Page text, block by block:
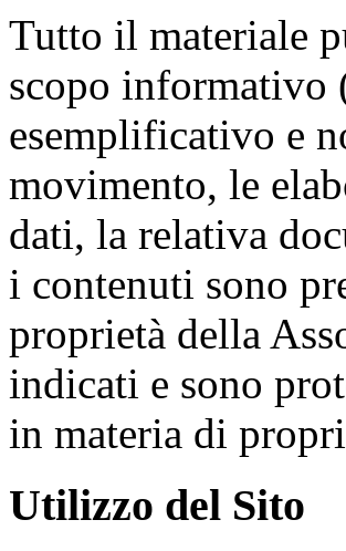
Tutto il materiale
scopo informativo
esemplificativo e
movimento, le
dati, la relativa
i contenuti sono
proprietà della
indicati e sono
in materia di
Utilizzo del Sito